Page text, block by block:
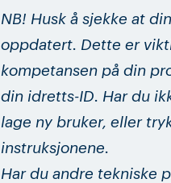
NB! Husk å sjekke at
oppdatert. Dette er
kompetansen på din
din idretts-ID. Har du
lage ny bruker, eller
instruksjonene.
Har du andre tekniske